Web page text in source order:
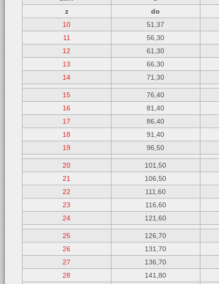
z
do
10
51,37
11
56,30
12
61,30
13
66,30
14
71,30
15
76,40
16
81,40
17
86,40
18
91,40
19
96,50
20
101,50
21
106,50
22
111,60
23
116,60
24
121,60
25
126,70
26
131,70
27
136,70
28
141,80